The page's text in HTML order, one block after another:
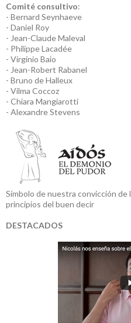
Comité consultivo:
- Bernard Seynhaeve
- Daniel Roy
- Jean-Claude Maleval
- Philippe Lacadée
- Virginio Baio
- Jean-Robert Rabanel
- Bruno de Halleux
- Vilma Coccoz
- Chiara Mangiarotti
- Alexandre Stevens
Símbolo de nuestra convicción de
principios del buen decir
DESTACADOS